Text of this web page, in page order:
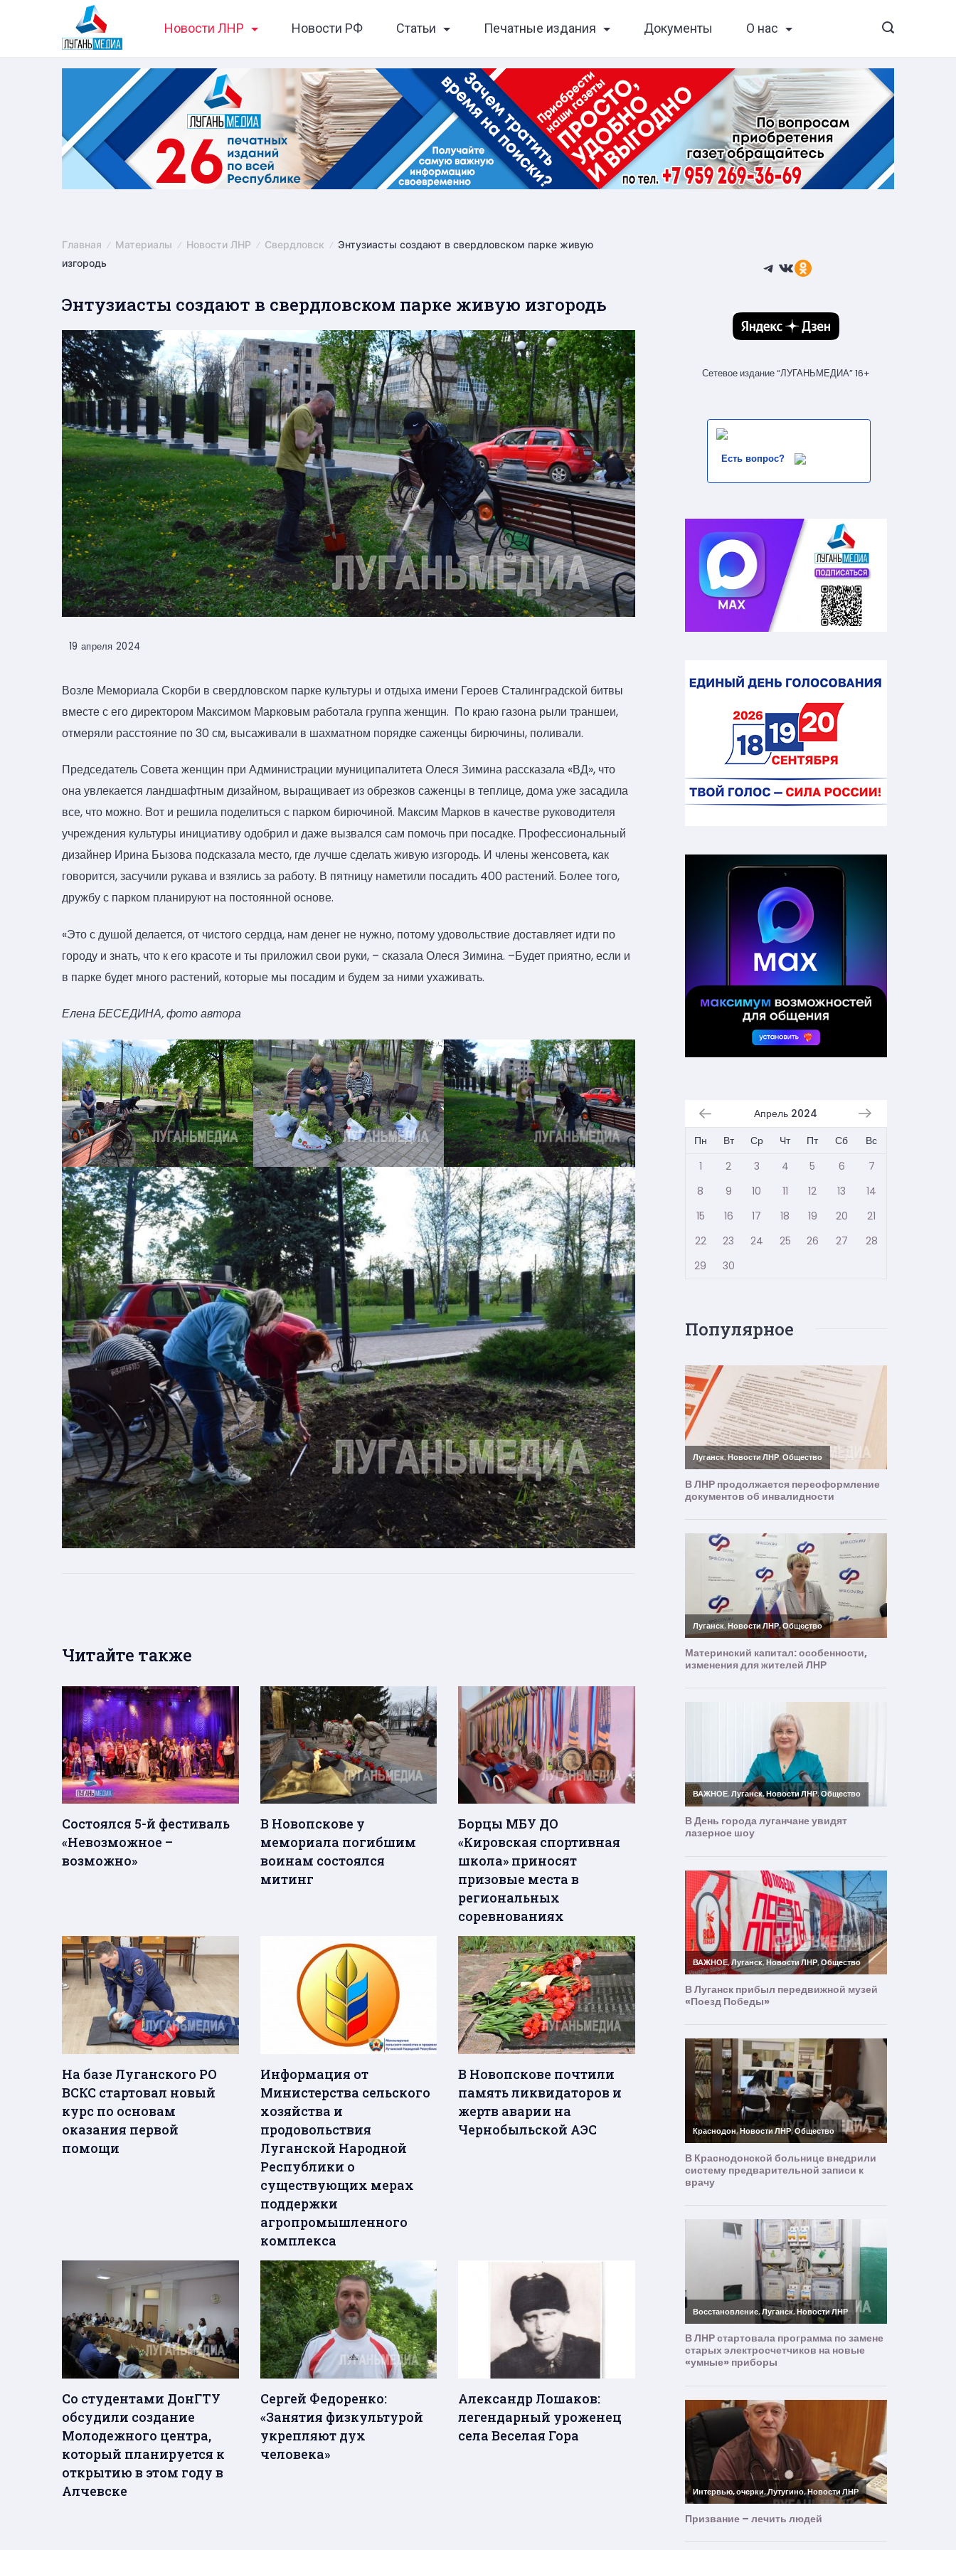
Новости ЛНР Новости РФ Статьи Печатные издания Документы О нас
Главная Материалы Новости ЛНР Свердловск
Энтузиасты создают в свердловском парке живую
изгородь
Энтузиасты создают в свердловском парке живую изгородь
19 апреля 2024
Возле Мемориала Скорби в свердловском парке культуры и отдыха имени Героев Сталинградской битвы
вместе с его директором Максимом Марковым работала группа женщин. По краю газона рыли траншеи,
отмеряли расстояние по 30 см, высаживали в шахматном порядке саженцы бирючины, поливали.
Председатель Совета женщин при Администрации муниципалитета Олеся Зимина рассказала «ВД», что
она увлекается ландшафтным дизайном, выращивает из обрезков саженцы в теплице, дома уже засадила
все, что можно. Вот и решила поделиться с парком бирючиной. Максим Марков в качестве руководителя
учреждения культуры инициативу одобрил и даже вызвался сам помочь при посадке. Профессиональный
дизайнер Ирина Бызова подсказала место, где лучше сделать живую изгородь. И члены женсовета, как
говорится, засучили рукава и взялись за работу. В пятницу наметили посадить 400 растений. Более того,
дружбу с парком планируют на постоянной основе.
«Это с душой делается, от чистого сердца, нам денег не нужно, потому удовольствие доставляет идти по
городу и знать, что к его красоте и ты приложил свои руки, – сказала Олеся Зимина. –Будет приятно, если и
в парке будет много растений, которые мы посадим и будем за ними ухаживать.
Елена БЕСЕДИНА, фото автора
Читайте также
Состоялся 5-й фестиваль
«Невозможное –
возможно»
В Новопскове у
мемориала погибшим
воинам состоялся
митинг
Борцы МБУ ДО
«Кировская спортивная
школа» приносят
призовые места в
региональных
соревнованиях
На базе Луганского РО
ВСКС стартовал новый
курс по основам
оказания первой
помощи
Информация от
Министерства сельского
хозяйства и
продовольствия
Луганской Народной
Республики о
существующих мерах
поддержки
агропромышленного
комплекса
В Новопскове почтили
память ликвидаторов и
жертв аварии на
Чернобыльской АЭС
Со студентами ДонГТУ
обсудили создание
Молодежного центра,
который планируется к
открытию в этом году в
Алчевске
Сергей Федоренко:
«Занятия физкультурой
укрепляют дух
человека»
Александр Лошаков:
легендарный уроженец
села Веселая Гора
Telegram
ВКонтакте
Ссылка
Сетевое издание “ЛУГАНЬМЕДИА” 16+
Есть вопрос?
Апрель 2024
Пн
Вт Ср Чт Пт Сб
Вс
1
2 3 4 5 6
7
8
9 10 11 12 13
14
15
16 17 18 19 20
21
22
23 24 25 26 27
28
29
30
Популярное